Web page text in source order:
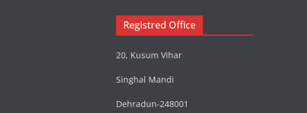
Registred Office
20, Kusum Vihar
Singhal Mandi
Dehradun-248001